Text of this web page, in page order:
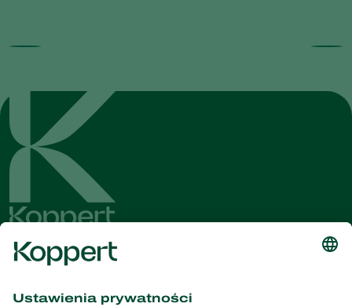
Dostęp do najnowszych